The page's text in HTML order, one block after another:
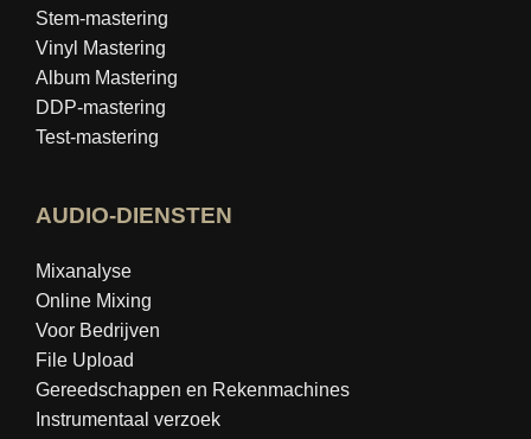
Stem-mastering
Vinyl Mastering
Album Mastering
DDP-mastering
Test-mastering
AUDIO-DIENSTEN
Mixanalyse
Online Mixing
Voor Bedrijven
File Upload
Gereedschappen en Rekenmachines
Instrumentaal verzoek